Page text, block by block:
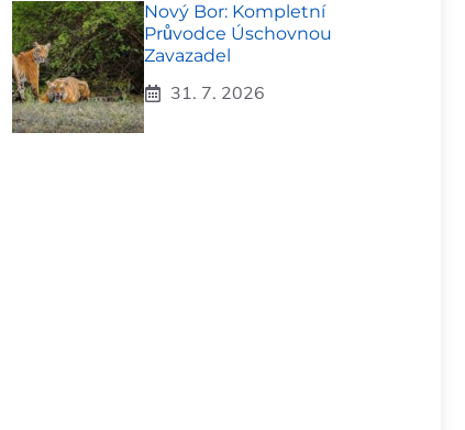
Nový Bor: Kompletní
Průvodce Úschovnou
Zavazadel
31. 7. 2026